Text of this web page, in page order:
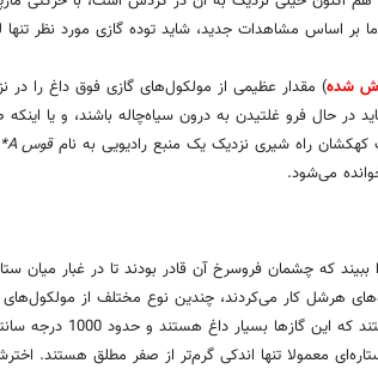
بر اساس مشاهدات جدید، شاید توده گازی مورد نظر تنها
شده) مقدار عظیمی از مولکول‌های گازی فوق داغ را در
در حال فرو غلتیدن به درون سیاه‌چاله باشند، و یا اینکه
راه شیری نزدیک یک منبع رادیویی به نامقوس A*
که چشمان فروسرخ آن قادر بودند تا در غبار میان
هرشل کار می‌کردند، چندین نوع مختلف از
کهکشان راه شیری شناسایی کردند، و
معمولا تنها اندکی گرم‌تر از صفر مطلق هستند.